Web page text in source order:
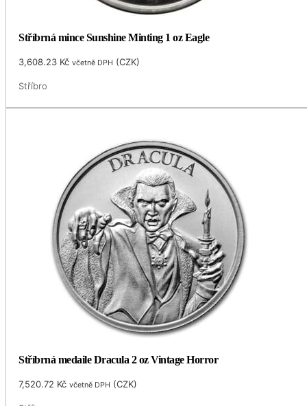
Stříbrná mince Sunshine Minting 1 oz Eagle
3,608.23 Kč včetně DPH (CZK)
Stříbro
Stříbrná medaile Dracula 2 oz Vintage Horror
7,520.72 Kč včetně DPH (CZK)